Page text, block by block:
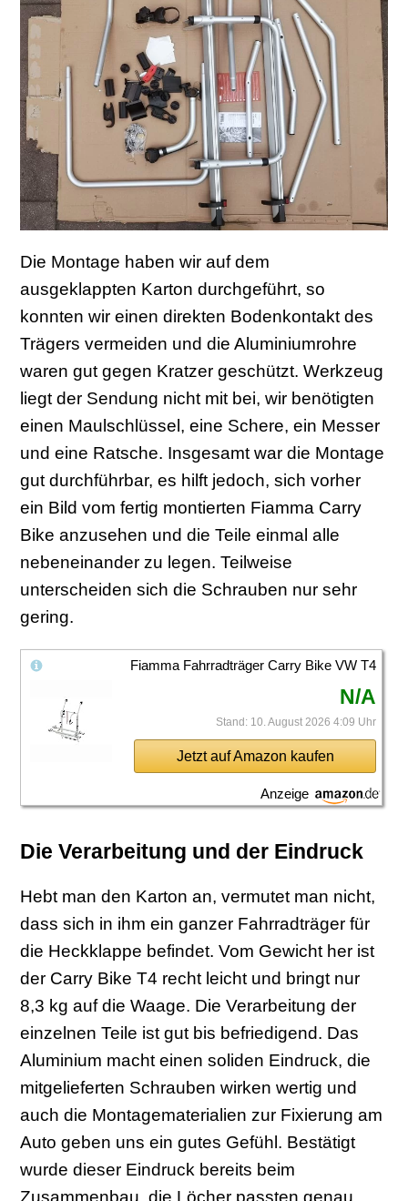
Die Montage haben wir auf dem
ausgeklappten Karton durchgeführt, so
konnten wir einen direkten Bodenkontakt des
Trägers vermeiden und die Aluminiumrohre
waren gut gegen Kratzer geschützt. Werkzeug
liegt der Sendung nicht mit bei, wir benötigten
einen Maulschlüssel, eine Schere, ein Messer
und eine Ratsche. Insgesamt war die Montage
gut durchführbar, es hilft jedoch, sich vorher
ein Bild vom fertig montierten Fiamma Carry
Bike anzusehen und die Teile einmal alle
nebeneinander zu legen. Teilweise
unterscheiden sich die Schrauben nur sehr
gering.
Fiamma Fahrradträger Carry Bike VW T4
N/A
Stand: 10. August 2026 4:09 Uhr
Jetzt auf Amazon kaufen
Anzeige
Die Verarbeitung und der Eindruck
Hebt man den Karton an, vermutet man nicht,
dass sich in ihm ein ganzer Fahrradträger für
die Heckklappe befindet. Vom Gewicht her ist
der Carry Bike T4 recht leicht und bringt nur
8,3 kg auf die Waage. Die Verarbeitung der
einzelnen Teile ist gut bis befriedigend. Das
Aluminium macht einen soliden Eindruck, die
mitgelieferten Schrauben wirken wertig und
auch die Montagematerialien zur Fixierung am
Auto geben uns ein gutes Gefühl. Bestätigt
wurde dieser Eindruck bereits beim
Zusammenbau, die Löcher passten genau